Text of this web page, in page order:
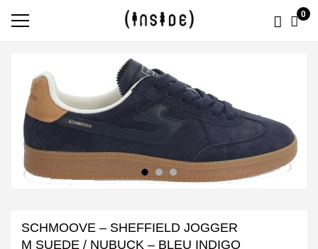
0
SCHMOOVE – SHEFFIELD JOGGER
M SUEDE / NUBUCK – BLEU INDIGO